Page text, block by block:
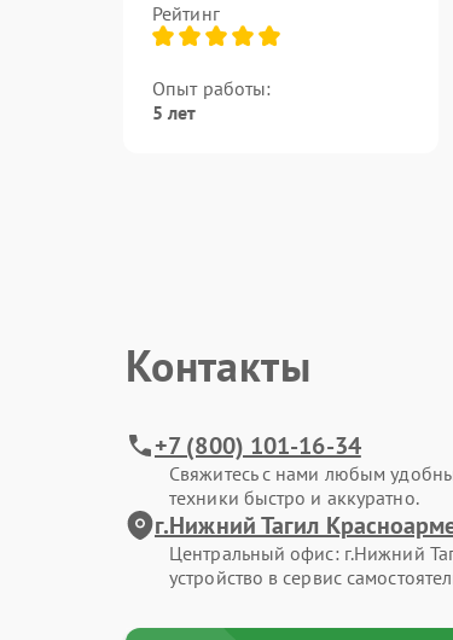
Рейтинг
Опыт работы:
5 лет
Контакты
+7 (800) 101-16-34
Свяжитесь с нами любым
техники быстро и аккуратно.
г.Нижний Тагил
Центральный офис: г.Нижний
устройство в сервис